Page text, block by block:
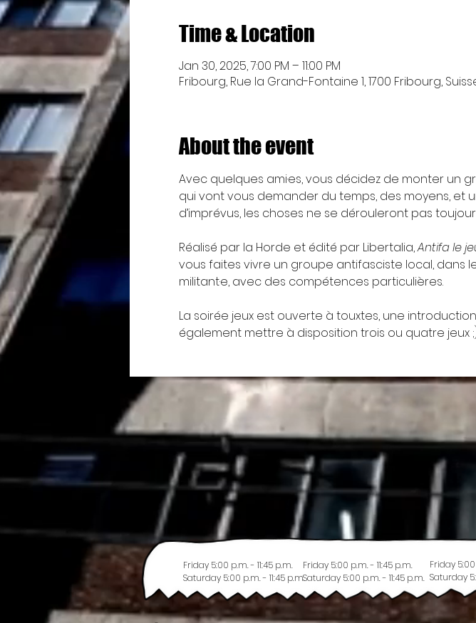
Time & Location
Jan 30, 2025, 7:00 PM – 11:00 PM
Fribourg, Rue la Grand-Fontaine 1, 1700 Fribourg,
About the event
Avec quelques ami·es, vous décidez de monter
qui vont vous demander du temps, des moyens, et
d’imprévus, les choses ne se dérouleront pas
Réalisé par la Horde et édité par Libertalia, Antifa le
vous faites vivre un groupe antifasciste local, dans
militant·e, avec des compétences particulières.
La soirée jeux est ouverte à touxtes, une
également mettre à disposition trois ou quatre jeux
Friday 5:00 p.m. - 11:45 p.m.
Saturday 5:00 p.m. - 11:45 p.m.
Friday 5:00 p.m. - 11:45 p.m.
Saturday 5:00 p.m. - 11:45 p.m.
Friday 5:00
Saturday